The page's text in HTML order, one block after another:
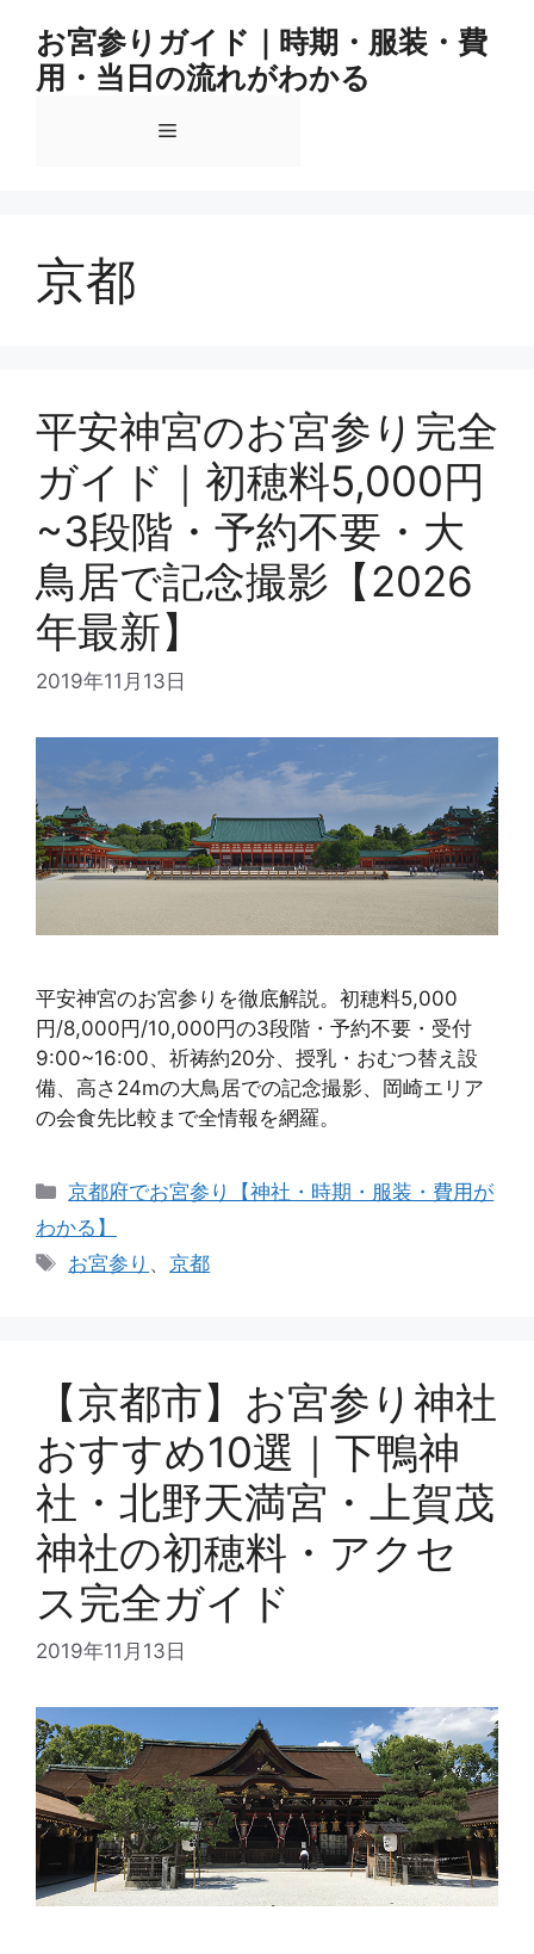
お宮参りガイド｜時期・服装・費
用・当日の流れがわかる
メ
京都
平安神宮のお宮参り完全
ガイド｜初穂料5,000円
~3段階・予約不要・大
鳥居で記念撮影【2026
年最新】
2019年11月13日
平安神宮のお宮参りを徹底解説。初穂料5,000
円/8,000円/10,000円の3段階・予約不要・受付
9:00~16:00、祈祷約20分、授乳・おむつ替え設
備、高さ24mの大鳥居での記念撮影、岡崎エリア
の会食先比較まで全情報を網羅。
カ
テ
リ
京都府でお宮参り【神社・時期・服装・費用が
わかる】
タ
お宮参り 、京都
【京都市】お宮参り神社
おすすめ10選｜下鴨神
社・北野天満宮・上賀茂
神社の初穂料・アクセ
ス完全ガイド
2019年11月13日